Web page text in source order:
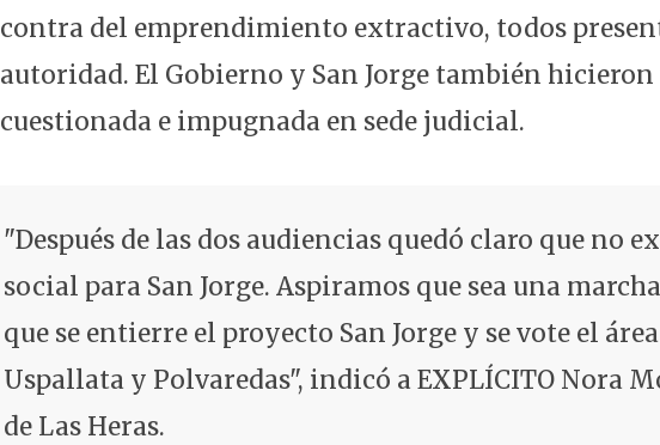
contra del emprendimiento extractivo, todos
autoridad. El Gobierno y San Jorge también
cuestionada e impugnada en sede judicial.
"Después de las dos audiencias quedó claro que no
social para San Jorge. Aspiramos que sea una
que se entierre el proyecto San Jorge y se vote el
Uspallata y Polvaredas", indicó a EXPLÍCITO Nora
de Las Heras.